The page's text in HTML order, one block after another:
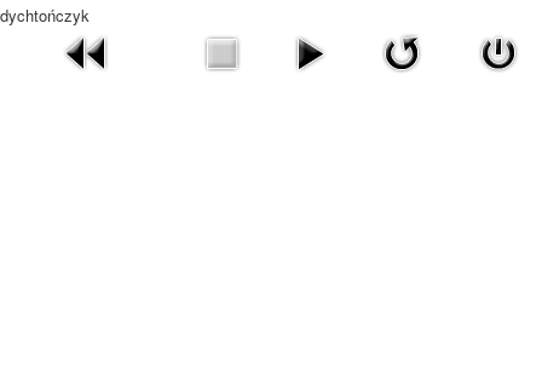
dychtończyk